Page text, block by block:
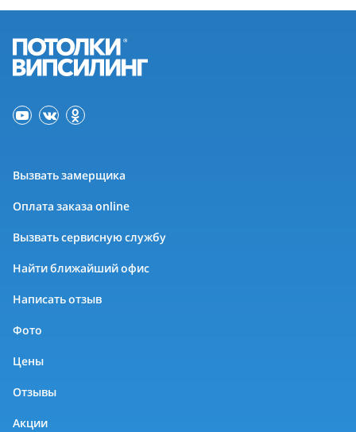
Вызвать замерщика
Оплата заказа online
Вызвать сервисную службу
Найти ближайший офис
Написать отзыв
Фото
Цены
Отзывы
Акции